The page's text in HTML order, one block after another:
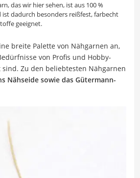
das wir hier sehen, ist aus 100 %
dadurch besonders reißfest, farbecht
geeignet.
breite Palette von Nähgarnen an,
von Profis und Hobby-
Zu den beliebtesten Nähgarnen
Nähseide sowie das Gütermann-